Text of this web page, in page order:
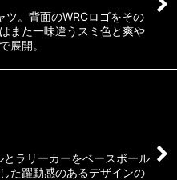
ツ。背面のWRCロゴをその
また一味違うスミ色と爽や
展開。
ラリーカーをベースボール
た躍動感のあるデザインの